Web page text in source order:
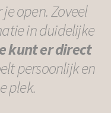
open. Zoveel
in duidelijke
kunt er direct
persoonlijk en
plek.